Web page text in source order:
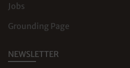
Jobs
Grounding Page
NEWSLETTER